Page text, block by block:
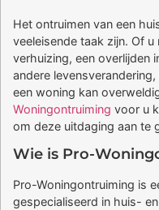
Het ontruimen van een
veeleisende taak zijn. Of
verhuizing, een overlijden
andere
een woning kan
Woningontruiming voor u
om deze uitdaging aan te
Wie is Pro-
Pro-Woningontruiming is
gespecialiseerd in huis-